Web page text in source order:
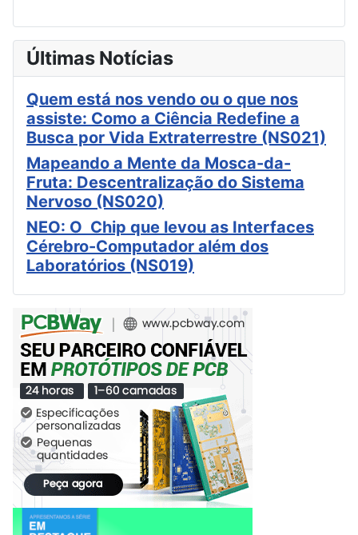
Últimas Notícias
Quem está nos vendo ou o que nos
assiste: Como a Ciência Redefine a
Busca por Vida Extraterrestre (NS021)
Mapeando a Mente da Mosca-da-
Fruta: Descentralização do Sistema
Nervoso (NS020)
NEO: O Chip que levou as Interfaces
Cérebro-Computador além dos
Laboratórios (NS019)